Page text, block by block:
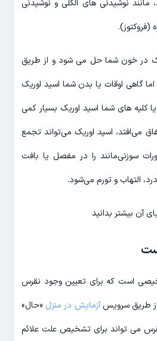
مانند نوشیدنی های الکلی و نوشیدنی
(فروکتوز).
در خون شما حل می شود و از طریق
اما گاهی اوقات یا بدن شما اسید اوریک
کلیه های شما اسید اوریک بسیار کمی
می‌افتد، اسید اوریک می‌تواند تجمع
سوزنی‌مانند را در مفصل یا بافت
التهاب و تورم می‌شود.
آن بیشتر بدانید
است که برای تعیین وجود نقرس
از طریق سرویسآزمایش در منزل «حال»
می تواند برای تشخیص علت علائم